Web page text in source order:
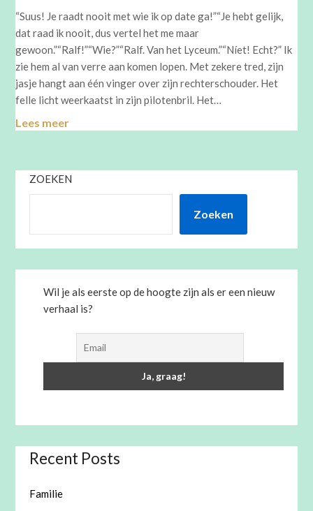
“Suus! Je raadt nooit met wie ik op date ga!”“Je hebt gelijk,
dat raad ik nooit, dus vertel het me maar
gewoon.”“Ralf!”“Wie?”“Ralf. Van het Lyceum.”“Níet! Echt?” Ik
zie hem al van verre aan komen lopen. Met zekere tred, zijn
jasje hangt aan één vinger over zijn rechterschouder. Het
felle licht weerkaatst in zijn pilotenbril. Het…
Lees meer
ZOEKEN
Zoeken
Wil je als eerste op de hoogte zijn als er een nieuw
verhaal is?
Recent Posts
Familie